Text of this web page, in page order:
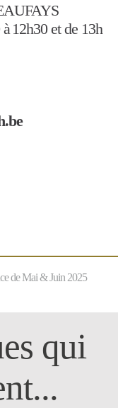
12h30 et de 13h
de Mai & Juin 2025
qui